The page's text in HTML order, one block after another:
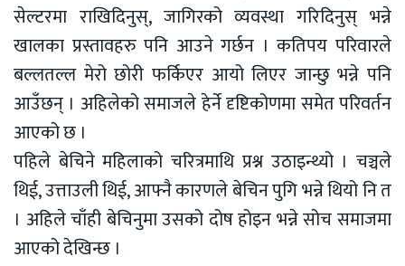
सेल्टरमा राखिदिनुस्, जागिरको व्यवस्था गरिदिनुस् भन्ने
खालका प्रस्तावहरु पनि आउने गर्छन । कतिपय परिवारले
बल्लतल्ल मेरो छोरी फर्किएर आयो लिएर जान्छु भन्ने पनि
आउँछन् । अहिलेको समाजले हेर्ने दृष्टिकोणमा समेत परिवर्तन
आएको छ ।
पहिले बेचिने महिलाको चरित्रमाथि प्रश्न उठाइन्थ्यो । चञ्चले
थिई, उत्ताउली थिई, आफ्नै कारणले बेचिन पुगि भन्ने थियो नि त
। अहिले चाँही बेचिनुमा उसको दोष होइन भन्ने सोच समाजमा
आएको देखिन्छ ।